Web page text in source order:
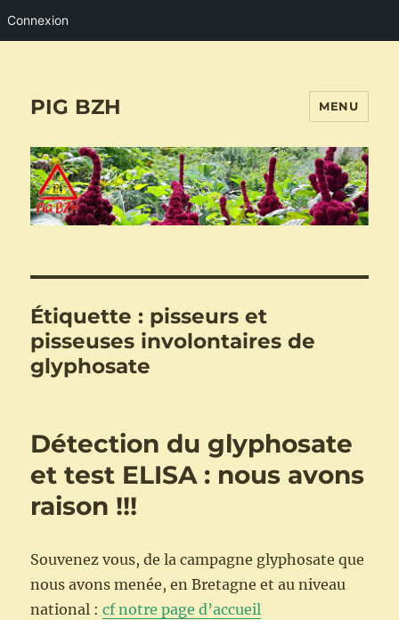
Connexion
PIG BZH MENU
Étiquette : pisseurs et
pisseuses involontaires de
glyphosate
Détection du glyphosate
et test ELISA : nous avons
raison !!!
Souvenez vous, de la campagne glyphosate que
nous avons menée, en Bretagne et au niveau
national :cf notre page d’accueil